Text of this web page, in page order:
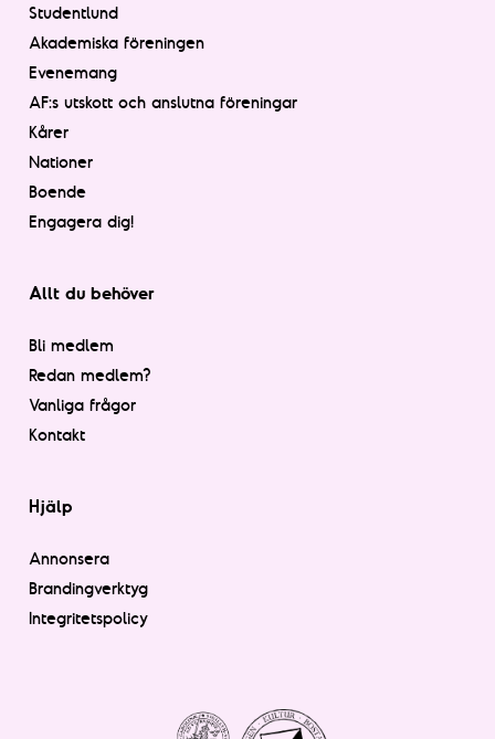
Studentlund
Akademiska föreningen
Evenemang
AF:s utskott och anslutna föreningar
Kårer
Nationer
Boende
Engagera dig!
Allt du behöver
Bli medlem
Redan medlem?
Vanliga frågor
Kontakt
Hjälp
Annonsera
Brandingverktyg
Integritetspolicy